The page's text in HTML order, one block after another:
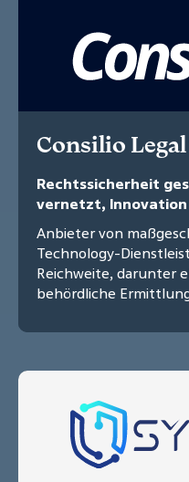
Consilio
Rechtssicherheit
vernetzt, Innovation
Anbieter von
Technology-
Reichweite, darunter
behördliche